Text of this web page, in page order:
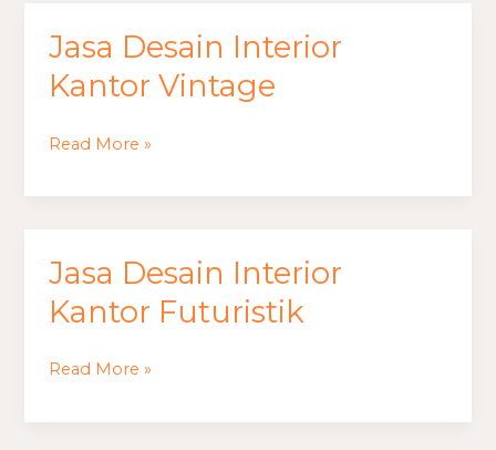
Jasa Desain Interior
Kantor Vintage
Jasa
Desain
Interior
Read More »
Jasa Desain Interior
Kantor Futuristik
Jasa
Desain
Interior
Read More »